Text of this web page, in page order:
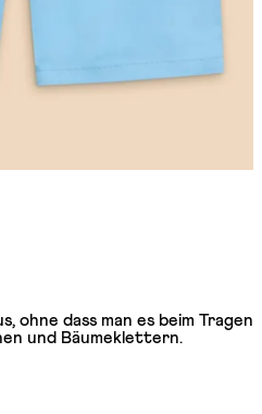
ohne dass man es beim Tragen
und Bäumeklettern.